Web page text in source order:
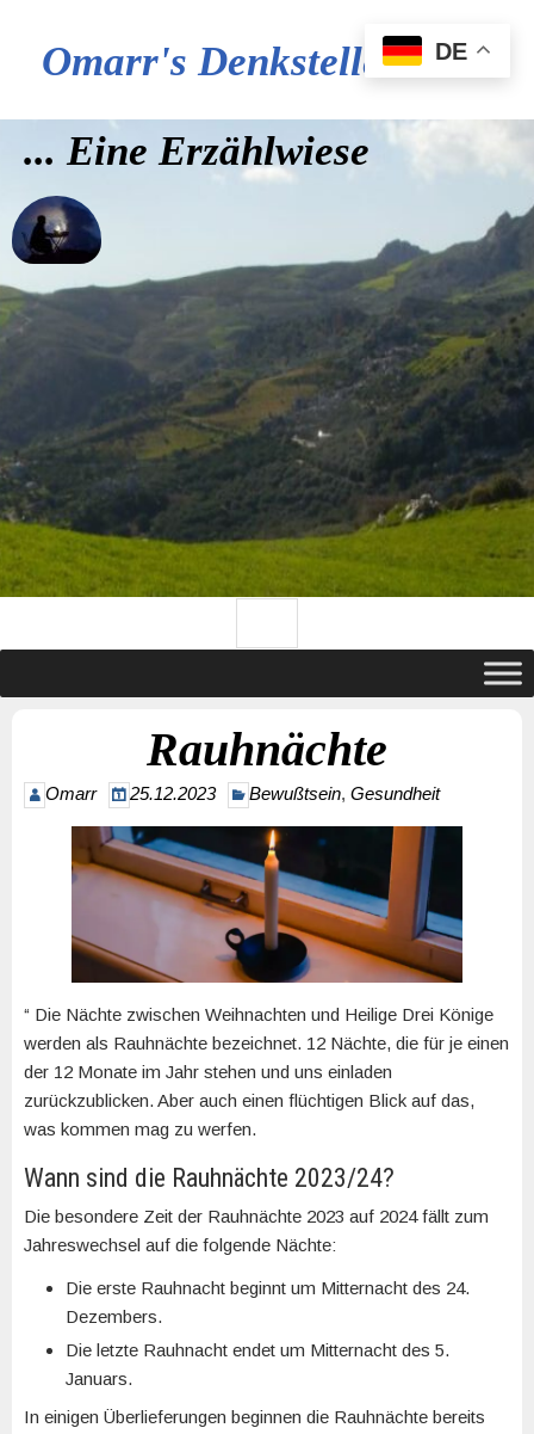
Omarr's Denkstelle
... Eine Erzählwiese
Rauhnächte
Omarr 25.12.2023 Bewußtsein, Gesundheit
“ Die Nächte zwischen Weihnachten und Heilige Drei Könige
werden als Rauhnächte bezeichnet. 12 Nächte, die für je einen
der 12 Monate im Jahr stehen und uns einladen
zurückzublicken. Aber auch einen flüchtigen Blick auf das,
was kommen mag zu werfen.
Wann sind die Rauhnächte 2023/24?
Die besondere Zeit der Rauhnächte 2023 auf 2024 fällt zum
Jahreswechsel auf die folgende Nächte:
Die erste Rauhnacht beginnt um Mitternacht des 24.
Dezembers.
Die letzte Rauhnacht endet um Mitternacht des 5.
Januars.
In einigen Überlieferungen beginnen die Rauhnächte bereits
DE